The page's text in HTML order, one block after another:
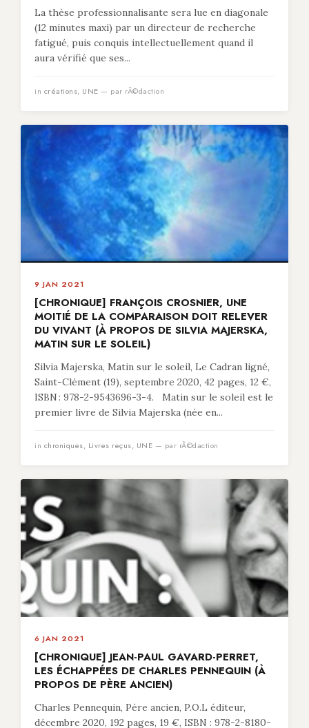
La thèse professionnalisante sera lue en diagonale
(12 minutes maxi) par un directeur de recherche
fatigué, puis conquis intellectuellement quand il
aura vérifié que ses...
in créations, UNE — par rÃ©daction
9 JAN 2021
[CHRONIQUE] FRANÇOIS CROSNIER, UNE
MOITIÉ DE LA COMPARAISON DOIT RELEVER
DU VIVANT (À PROPOS DE SILVIA MAJERSKA,
MATIN SUR LE SOLEIL)
Silvia Majerska, Matin sur le soleil, Le Cadran ligné,
Saint-Clément (19), septembre 2020, 42 pages, 12 €,
ISBN : 978-2-9543696-3-4. Matin sur le soleil est le
premier livre de Silvia Majerska (née en...
in chroniques, Livres reçus, UNE — par rÃ©daction
6 JAN 2021
[CHRONIQUE] JEAN-PAUL GAVARD-PERRET,
LES ÉCHAPPÉES DE CHARLES PENNEQUIN (À
PROPOS DE PÈRE ANCIEN)
Charles Pennequin, Père ancien, P.O.L éditeur,
décembre 2020, 192 pages, 19 €, ISBN : 978-2-8180-